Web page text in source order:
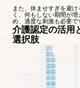
また、休ませすぎを避
く、何もしない期間が
め、適度な刺激も必要で
介護認定の活用
選択肢